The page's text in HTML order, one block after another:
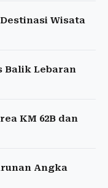
Wisata
Balik Lebaran
KM 62B dan
Angka